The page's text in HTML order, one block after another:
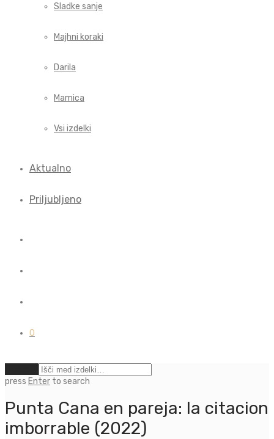
Sladke sanje
Majhni koraki
Darila
Mamica
Vsi izdelki
Aktualno
Priljubljeno
0
press Enter to search
Punta Cana en pareja: la citacion
imborrable (2022)